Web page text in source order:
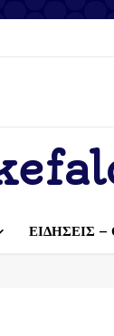
ΕΙΔΗΣΕΙΣ